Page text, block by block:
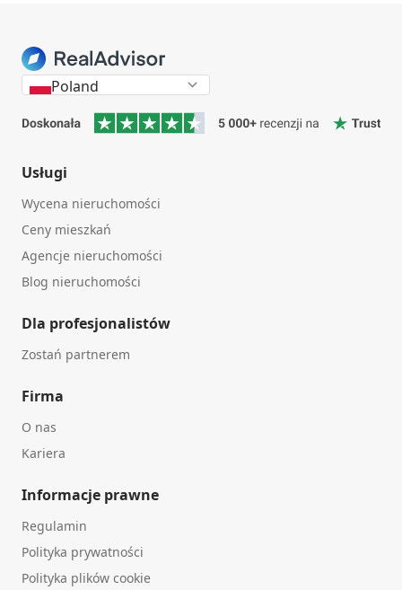
Poland
Usługi
Wycena nieruchomości
Ceny mieszkań
Agencje nieruchomości
Blog nieruchomości
Dla profesjonalistów
Zostań partnerem
Firma
O nas
Kariera
Informacje prawne
Regulamin
Polityka prywatności
Polityka plików cookie